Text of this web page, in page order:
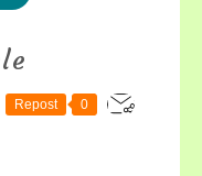
Repost 0